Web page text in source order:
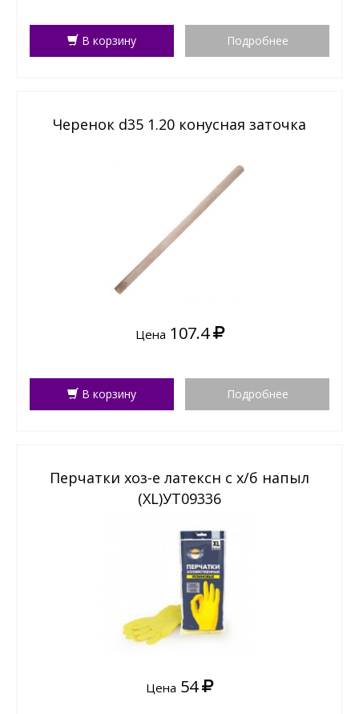
В корзину Подробнее
Черенок d35 1.20 конусная заточка
Цена 107.4
В корзину Подробнее
Перчатки хоз-е латексн с х/б напыл
(XL)УТ09336
Цена 54